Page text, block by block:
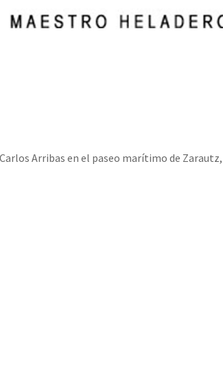
Arribas en el paseo marítimo de Zarautz,